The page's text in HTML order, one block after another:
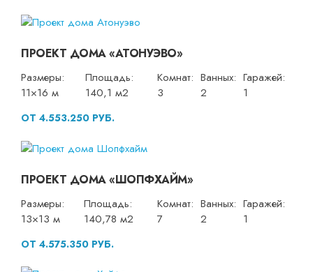
ПРОЕКТ ДОМА «АТОНУЭВО»
Размеры:
11×16 м
Площадь:
140,1 м2
Комнат:
3
Ванных:
2
Гаражей:
1
ОТ 4.553.250 РУБ.
ПРОЕКТ ДОМА «ШОПФХАЙМ»
Размеры:
13×13 м
Площадь:
140,78 м2
Комнат:
7
Ванных:
2
Гаражей:
1
ОТ 4.575.350 РУБ.